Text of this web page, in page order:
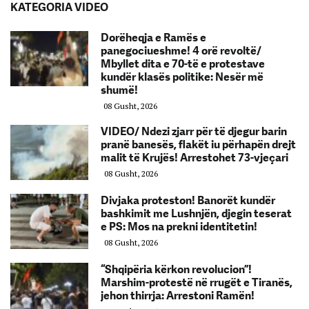
KATEGORIA VIDEO
Dorëheqja e Ramës e
panegociueshme! 4 orë revoltë/
Mbyllet dita e 70-të e protestave
kundër klasës politike: Nesër më
shumë!
08 Gusht, 2026
VIDEO/ Ndezi zjarr për të djegur barin
pranë banesës, flakët iu përhapën drejt
malit të Krujës! Arrestohet 73-vjeçari
08 Gusht, 2026
Divjaka proteston! Banorët kundër
bashkimit me Lushnjën, djegin teserat
e PS: Mos na prekni identitetin!
08 Gusht, 2026
“Shqipëria kërkon revolucion”!
Marshim-protestë në rrugët e Tiranës,
jehon thirrja: Arrestoni Ramën!